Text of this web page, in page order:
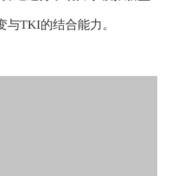
与TKI的结合能力。